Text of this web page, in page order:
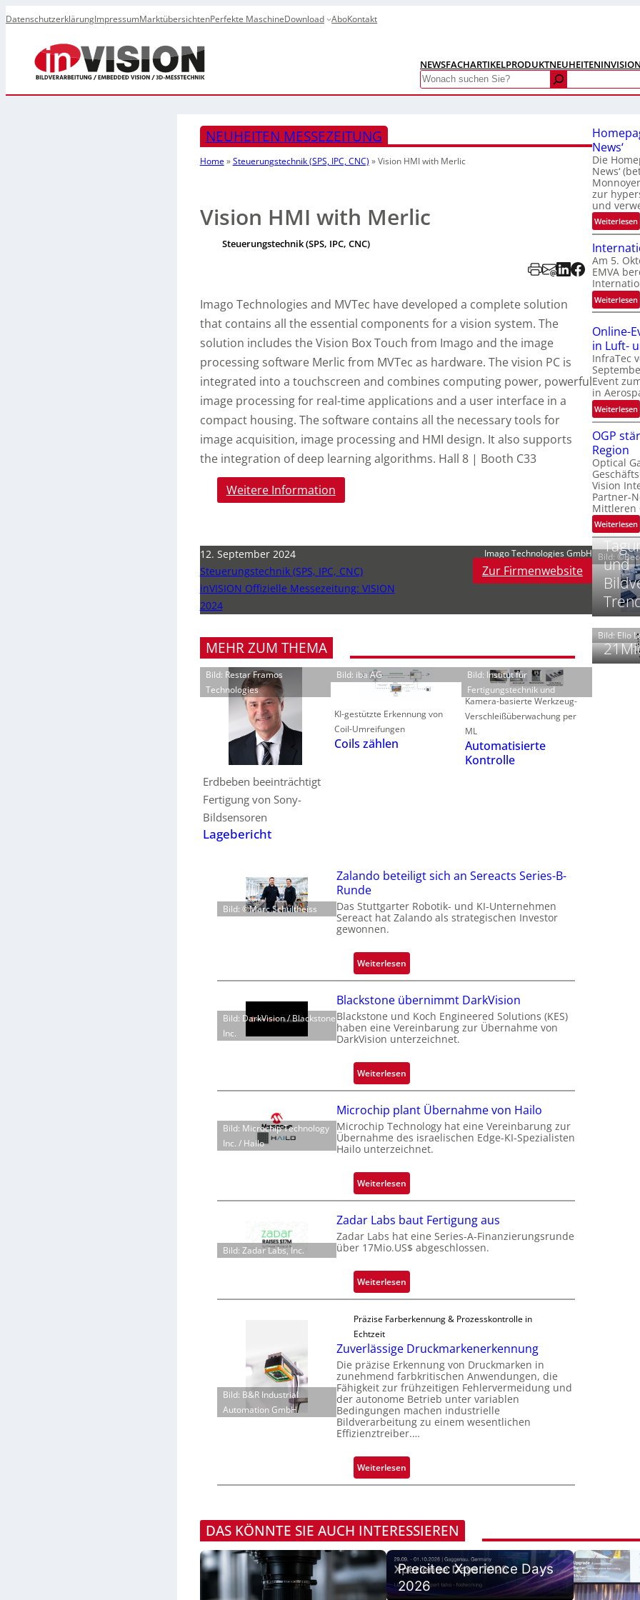
DatenschutzerklärungImpressumMarktübersichtenPerfekte MaschineDownload AboKontakt
NEWSFACHARTIKELPRODUKTNEUHEITEN
Search
NEUHEITEN MESSEZEITUNG
Home»Steuerungstechnik (SPS, IPC, CNC) »Vision HMI with Merlic
Vision HMI with Merlic
Steuerungstechnik (SPS, IPC, CNC)
Imago Technologies and MVTec have developed a complete solution
that contains all the essential components for a vision system. The
solution includes the Vision Box Touch from Imago and the image
processing software Merlic from MVTec as hardware. The vision PC is
integrated into a touchscreen and combines computing power, powerful
image processing for real-time applications and a user interface in a
compact housing. The software contains all the necessary tools for
image acquisition, image processing and HMI design. It also supports
the integration of deep learning algorithms. Hall 8 | Booth C33
Weitere Information
12. September 2024
Steuerungstechnik (SPS, IPC, CNC)
inVISION Offizielle Messezeitung: VISION
2024
Imago Technologies GmbH
Zur Firmenwebsite
MEHR ZUM THEMA
Bild: Restar Framos
Technologies
Erdbeben beeinträchtigt
Fertigung von Sony-
Bildsensoren
Lagebericht
Bild: iba AG
KI-gestützte Erkennung von
Coil-Umreifungen
Coils zählen
Bild: Institut für
Fertigungstechnik und
Kamera-basierte Werkzeug-
Verschleißüberwachung per
ML
Automatisierte
Kontrolle
Bild: ©Marc Schultheiss
Zalando beteiligt sich an Sereacts Series-B-
Runde
Das Stuttgarter Robotik- und KI-Unternehmen
Sereact hat Zalando als strategischen Investor
gewonnen.
Weiterlesen:
Z
a
l
a
n
o
b
t
e
i
i
g
t
s
i
c
n
e
e
a
c
t
s
S
r
i
e
-
B
-
R
u
n
Bild: DarkVision / Blackstone
Inc.
Blackstone übernimmt DarkVision
Blackstone und Koch Engineered Solutions (KES)
haben eine Vereinbarung zur Übernahme von
DarkVision unterzeichnet.
Weiterlesen:
B
a
c
k
o
e
ü
b
r
n
m
D
a
r
k
V
s
i
Bild: Microchip Technology
Inc. / Hailo
Microchip plant Übernahme von Hailo
Microchip Technology hat eine Vereinbarung zur
Übernahme des israelischen Edge-KI-Spezialisten
Hailo unterzeichnet.
Weiterlesen:
M
c
r
c
h
i
p
l
a
n
t
Ü
b
e
n
a
e
v
o
n
H
Bild: Zadar Labs, Inc.
Zadar Labs baut Fertigung aus
Zadar Labs hat eine Series-A-Finanzierungsrunde
über 17Mio.US$ abgeschlossen.
Weiterlesen:
Z
d
r
L
a
b
s
b
u
t
r
t
i
g
u
n
Bild: B&R Industrial
Automation GmbH
Präzise Farberkennung & Prozesskontrolle in
Echtzeit
Zuverlässige Druckmarkenerkennung
Die präzise Erkennung von Druckmarken in
zunehmend farbkritischen Anwendungen, die
Fähigkeit zur frühzeitigen Fehlervermeidung und
der autonome Betrieb unter variablen
Bedingungen machen industrielle
Bildverarbeitung zu einem wesentlichen
Effizienztreiber.…
Weiterlesen:
Z
e
r
l
ä
s
News‘
Die
News‘
zur
und
Weiterlesen:
a
‚
y
r
s
c
t
r
l
N
s
‘
Am 5.
EMVA
Weiterlesen:
I
t
r
t
i
l
i
s
i
i
Online-
in Luft-
InfraTec
Event
in
Weiterlesen:
n
i
-
E
v
t
z
r
OGP
Region
Optical
Vision
Partner-
Mittleren
Weiterlesen:
s
t
r
t
Bild:
und
Bild: Elio
DAS KÖNNTE SIE AUCH INTERESSIEREN
Precitec Xperience Days
2026